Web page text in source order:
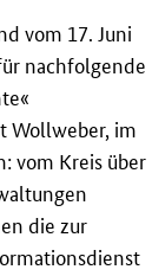
vom 17. Juni
nachfolgende
Wollweber, im
vom Kreis über
die zur